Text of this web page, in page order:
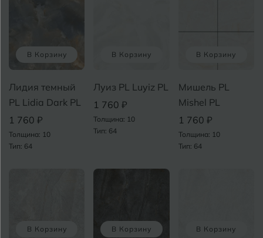
В Корзину
Лидия темный
PL Lidia Dark PL
1 760 ₽
Толщина: 10
Тип: 64
В Корзину
Луиз PL Luyiz PL
1 760 ₽
Толщина: 10
Тип: 64
В Корзину
Мишель PL
Mishel PL
1 760 ₽
Толщина: 10
Тип: 64
В Корзину В Корзину В Корзину